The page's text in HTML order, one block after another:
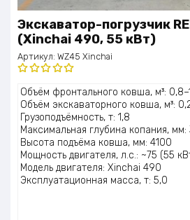
Экскаватор-погрузчик
(Xinchai 490, 55 кВт)
Артикул: WZ45 Xinchai
Оценка
5.00из 5
Объём фронтального ковша, м³:
Объём экскаваторного ковша, м³:
Грузоподъёмность, т: 1,8
Максимальная глубина копания,
Высота подъёма ковша, мм: 4100
Мощность двигателя, л.с.: ~75 (55
Модель двигателя: Xinchai 490
Эксплуатационная масса, т: 5,0